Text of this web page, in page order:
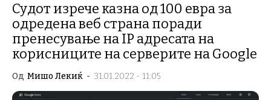
Судот изрече казна од 100 евра за
одредена веб страна поради
пренесување на IP адресата на
корисниците на серверите на Google
Од Мишо Лекиќ - 31.01.2022 - 11:05